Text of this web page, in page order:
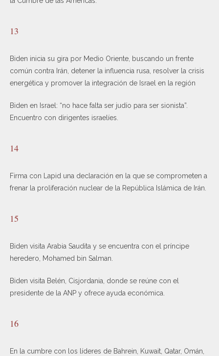
13
Biden inicia su gira por Medio Oriente, buscando un frente
común contra Irán, detener la influencia rusa, resolver la crisis
energética y promover la integración de Israel en la región
Biden en Israel: “no hace falta ser judío para ser sionista”.
Encuentro con dirigentes israelíes.
14
Firma con Lapid una declaración en la que se comprometen a
frenar la proliferación nuclear de la República Islámica de Irán.
15
Biden visita Arabia Saudita y se encuentra con el príncipe
heredero, Mohamed bin Salman.
Biden visita Belén, Cisjordania, donde se reúne con el
presidente de la ANP y ofrece ayuda económica.
16
En la cumbre con los líderes de Bahrein, Kuwait, Qatar, Omán,